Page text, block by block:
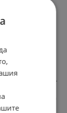
слим
към
от
защита на
удари.
е с
мултимедия.
от
достъп